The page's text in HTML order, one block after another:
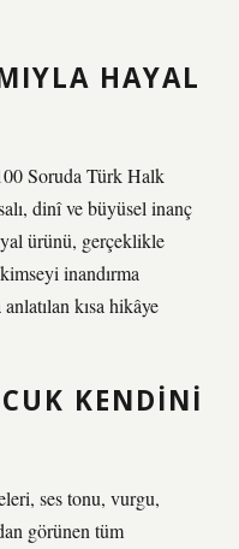
HAYAL
Soruda Türk Halk
dinî ve büyüsel inanç
ürünü, gerçeklikle
inandırma
kısa hikâye
KENDINI
ses tonu, vurgu,
görünen tüm